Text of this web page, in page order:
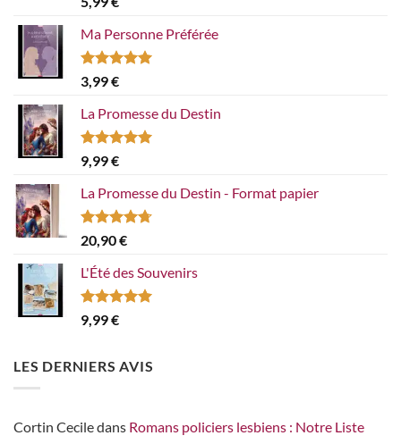
sur 5
Ma Personne Préférée
Note5.00
sur 5
3,99€
La Promesse du Destin
Note5.00
sur 5
9,99€
La Promesse du Destin - Format papier
Note4.67
sur 5
20,90€
L'Été des Souvenirs
Note5.00
sur 5
9,99€
LES DERNIERS AVIS
Cortin Ceciledans Romans policiers lesbiens : Notre Liste